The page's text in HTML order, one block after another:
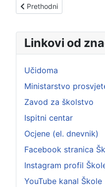
Prethodni članak:
Prethodni
Linkovi od
Učidoma
Ministarstvo
Zavod za školstvo
Ispitni centar
Ocjene (el. dnevnik)
Facebook stranica
Instagram profil
YouTube kanal Škole